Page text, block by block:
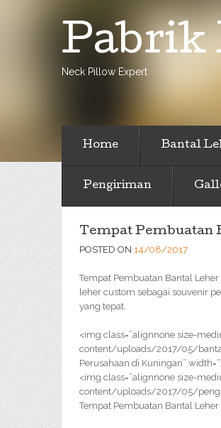
Pabrik
Neck Pillow Expert
Home Bantal
Pengiriman
Tempat Pembuatan
POSTED ON 14/08/2017
Tempat Pembuatan Bantal
leher custom sebagai souvenir
yang tepat.
<img class=”alignnone size-
content/uploads/2017/05/
Perusahaan di Kuningan”
<img class=”alignnone size-
content/uploads/2017/05/
Tempat Pembuatan Bantal